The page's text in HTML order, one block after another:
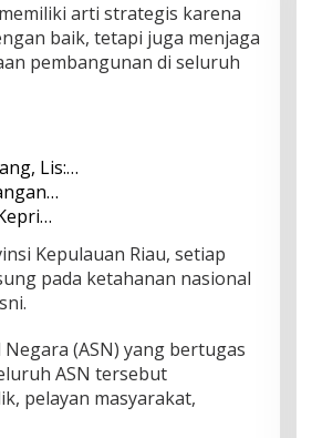
arti strategis karena
baik, tetapi juga menjaga
pembangunan di seluruh
Lis:…
Kepulauan Riau, setiap
pada ketahanan nasional
(ASN) yang bertugas
ASN tersebut
pelayan masyarakat,